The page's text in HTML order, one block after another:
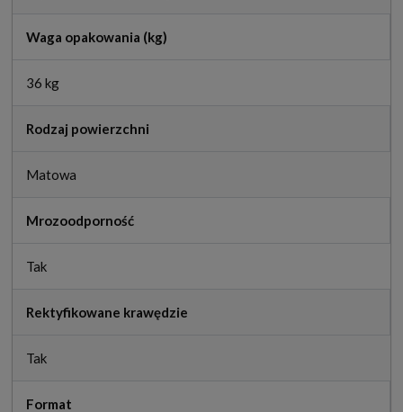
Waga opakowania (kg)
36 kg
Rodzaj powierzchni
Matowa
Mrozoodporność
Tak
Rektyfikowane krawędzie
Tak
Format